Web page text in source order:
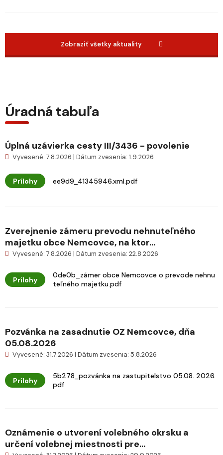
Zobraziť všetky aktuality
Úradná tabuľa
Úplná uzávierka cesty III/3436 - povolenie
Vyvesené: 7.8.2026 | Dátum zvesenia: 1.9.2026
Prílohy ee9d9_41345946.xml.pdf
Zverejnenie zámeru prevodu nehnuteľného
majetku obce Nemcovce, na ktor...
Vyvesené: 7.8.2026 | Dátum zvesenia: 22.8.2026
Prílohy
0de0b_zámer obce Nemcovce o prevode nehnu
teľného majetku.pdf
Pozvánka na zasadnutie OZ Nemcovce, dňa
05.08.2026
Vyvesené: 31.7.2026 | Dátum zvesenia: 5.8.2026
Prílohy
5b278_pozvánka na zastupitelstvo 05.08. 2026.
pdf
Oznámenie o utvorení volebného okrsku a
určení volebnej miestnosti pre...